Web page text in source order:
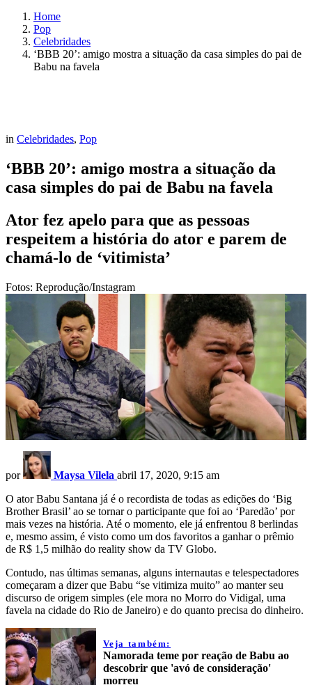
Home
Pop
Celebridades
‘BBB 20’: amigo mostra a situação da casa simples do pai de
Babu na favela
in Celebridades, Pop
‘BBB 20’: amigo mostra a situação da
casa simples do pai de Babu na favela
Ator fez apelo para que as pessoas
respeitem a história do ator e parem de
chamá-lo de ‘vitimista’
Fotos: Reprodução/Instagram
por Maysa Vilela abril 17, 2020, 9:15 am
O ator Babu Santana já é o recordista de todas as edições do ‘Big
Brother Brasil’ ao se tornar o participante que foi ao ‘Paredão’ por
mais vezes na história. Até o momento, ele já enfrentou 8 berlindas
e, mesmo assim, é visto como um dos favoritos a ganhar o prêmio
de R$ 1,5 milhão do reality show da TV Globo.
Contudo, nas últimas semanas, alguns internautas e telespectadores
começaram a dizer que Babu “se vitimiza muito” ao manter seu
discurso de origem simples (ele mora no Morro do Vidigal, uma
favela na cidade do Rio de Janeiro) e do quanto precisa do dinheiro.
Veja também:
Namorada teme por reação de Babu ao
descobrir que 'avó de consideração'
morreu